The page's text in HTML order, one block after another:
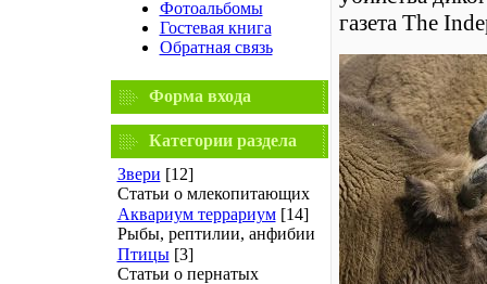
Фотоальбомы
Гостевая книга
Обратная связь
Форма входа
Категории раздела
Звери [12]
Статьи о млекопитающих
Аквариум террариум [14]
Рыбы, рептилии, анфибии
Птицы [3]
Статьи о пернатых
газета The